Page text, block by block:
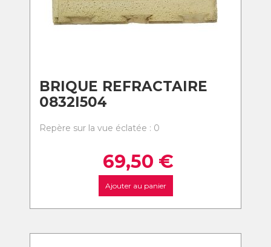
BRIQUE REFRACTAIRE
0832I504
Repère sur la vue éclatée : 0
69,50 €
Ajouter au panier